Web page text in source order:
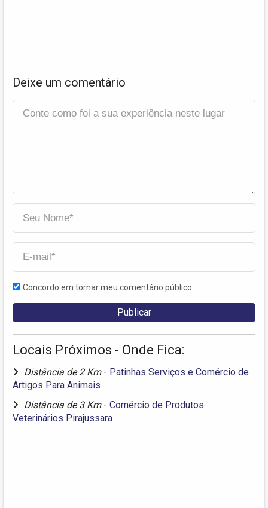
Deixe um comentário
Concordo em tornar meu comentário público
Locais Próximos - Onde Fica:
Distância de 2 Km - Patinhas Serviços e Comércio de
Artigos Para Animais
Distância de 3 Km - Comércio de Produtos
Veterinários Pirajussara